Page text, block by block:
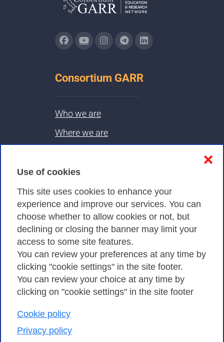
Use of cookies
This site uses cookies to enhance your
experience and improve our services. You can
choose whether to allow cookies or not, but
declining or closing the banner may limit your
access to some site features.
You can review your preferences at any time by
clicking "cookie settings" in the site footer.
You can review your choice at any time by
clicking on "cookie settings" in the site footer
Cookie policy
Privacy policy
❌
Consortium GARR
Who we are
Where we are
Privacy
Privacy Policy
Cookies Policy
Amministrazione trasparente
Consortium GARR - Via dei Tizii, 6 - 00185 Rome
| Phone 0649622000 - Fax 0649622044 | CF 97284570583 – PI